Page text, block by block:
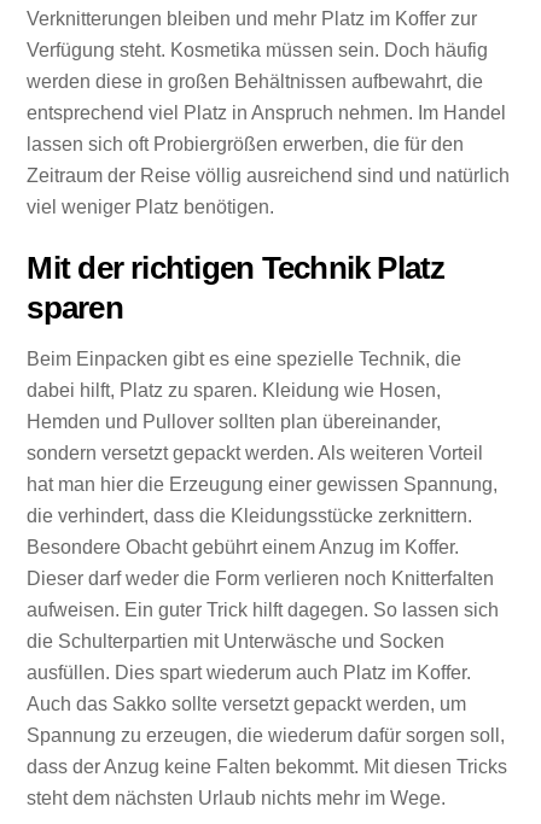
Verknitterungen bleiben und mehr Platz im Koffer zur
Verfügung steht. Kosmetika müssen sein. Doch häufig
werden diese in großen Behältnissen aufbewahrt, die
entsprechend viel Platz in Anspruch nehmen. Im Handel
lassen sich oft Probiergrößen erwerben, die für den
Zeitraum der Reise völlig ausreichend sind und natürlich
viel weniger Platz benötigen.
Mit der richtigen Technik Platz
sparen
Beim Einpacken gibt es eine spezielle Technik, die
dabei hilft, Platz zu sparen. Kleidung wie Hosen,
Hemden und Pullover sollten plan übereinander,
sondern versetzt gepackt werden. Als weiteren Vorteil
hat man hier die Erzeugung einer gewissen Spannung,
die verhindert, dass die Kleidungsstücke zerknittern.
Besondere Obacht gebührt einem Anzug im Koffer.
Dieser darf weder die Form verlieren noch Knitterfalten
aufweisen. Ein guter Trick hilft dagegen. So lassen sich
die Schulterpartien mit Unterwäsche und Socken
ausfüllen. Dies spart wiederum auch Platz im Koffer.
Auch das Sakko sollte versetzt gepackt werden, um
Spannung zu erzeugen, die wiederum dafür sorgen soll,
dass der Anzug keine Falten bekommt. Mit diesen Tricks
steht dem nächsten Urlaub nichts mehr im Wege.